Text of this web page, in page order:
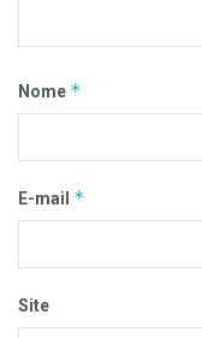
Nome *
E-mail *
Site